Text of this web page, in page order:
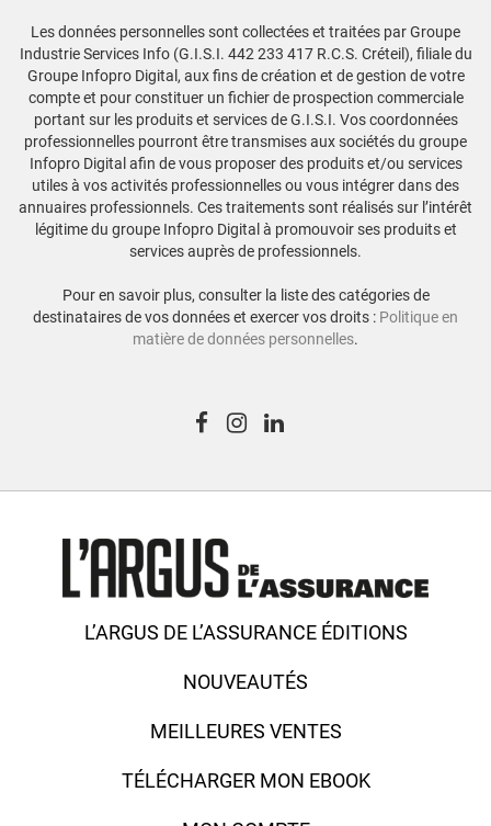
Les données personnelles sont collectées et traitées par Groupe
Industrie Services Info (G.I.S.I. 442 233 417 R.C.S. Créteil), filiale du
Groupe Infopro Digital, aux fins de création et de gestion de votre
compte et pour constituer un fichier de prospection commerciale
portant sur les produits et services de G.I.S.I. Vos coordonnées
professionnelles pourront être transmises aux sociétés du groupe
Infopro Digital afin de vous proposer des produits et/ou services
utiles à vos activités professionnelles ou vous intégrer dans des
annuaires professionnels. Ces traitements sont réalisés sur l’intérêt
légitime du groupe Infopro Digital à promouvoir ses produits et
services auprès de professionnels.
Pour en savoir plus, consulter la liste des catégories de
destinataires de vos données et exercer vos droits : Politique en
matière de données personnelles.
L’ARGUS DE L’ASSURANCE ÉDITIONS
NOUVEAUTÉS
MEILLEURES VENTES
TÉLÉCHARGER MON EBOOK